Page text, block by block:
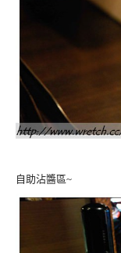
自助沾醬區~